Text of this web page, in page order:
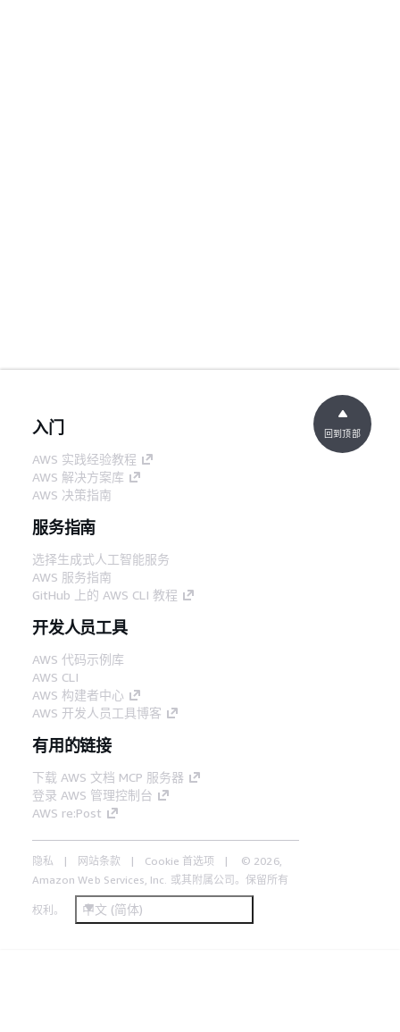
入门
AWS 实践经验教程
AWS 解决方案库
AWS 决策指南
服务指南
选择生成式人工智能服务
AWS 服务指南
GitHub 上的 AWS CLI 教程
开发人员工具
AWS 代码示例库
AWS CLI
AWS 构建者中心
AWS 开发人员工具博客
有用的链接
下载 AWS 文档 MCP 服务器
登录 AWS 管理控制台
AWS re:Post
隐私 网站条款 Cookie 首选项
© 2026,
Amazon Web Services, Inc. 或其附属公司。保留所有
权利。 中文 (简体)
回到顶部